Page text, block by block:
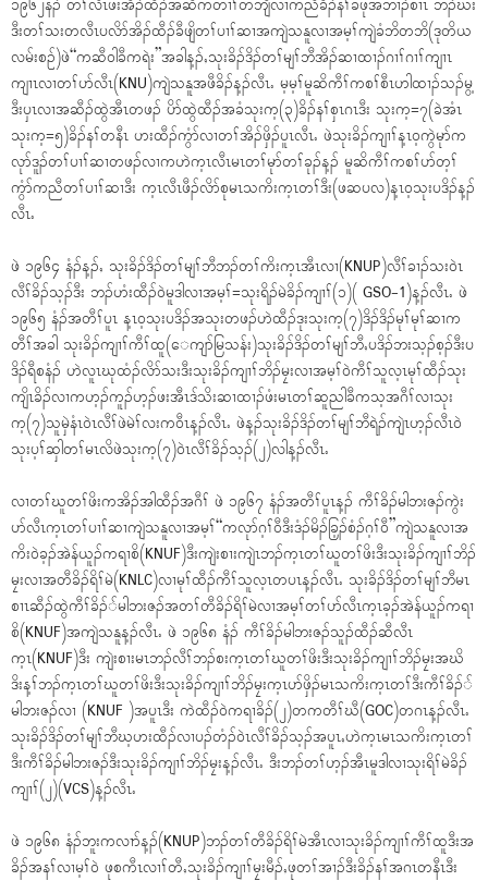
၁၉၆၂နံၣ် တၢ်လီၤဖးအိၣ်ထီၣ်အဆိကတၢၢ်တဘျီလၢကညီခိၣ်နၢ်ခံဖုအဘၢၣ်စၢၤ ဘၣ်ဃး
ဒီးတၢ်သးတလီၤပလိာ်အိၣ်ထီၣ်ခီဖျိတၢ်ပၢၢ်ဆၢအကျဲသနူလၢအမ့ၢ်ကျဲခံဘိတဘိ(ဒုတိယ
လမ်းစဉ်)ဖဲ“ကဆီ၀ါခီကရဲး”အခါန့ၣ်ႇသုးခိၣ်ဒိၣ်တၢ်မျၢ်ဘီအိၣ်ဆၢထၢၣ်ဂၢၢ်ဂၢၢ်ကျၢၤ
ကျၢၤလၢတၢ်ပာ်လီၤ(KNU)ကျဲသနူအဖီခိၣ်န့ၣ်လီၤႉ မ့မ့ၢ်မူဆိကီၢ်ကစၢ်စီၤဟါထၢၣ်သၣ်မွ့
ဒီးၦၤလၢအဆီၣ်ထွဲအီၤတဖၣ် ပိာ်ထွဲထီၣ်အခံသုးက့(၃)ခိၣ်နၢ်စှၤဂၤဒီး သုးက့=၇(ခဲအံၤ
သုးက့=၅)ခိၣ်နၢ်တနီၤ ဟးထီၣ်ကွံာ်လၢတၢ်အိၣ်ဖှိၣ်ပူၤလီၤႉ ဖဲသုးခိၣ်ကျၢၢ်န့ၤ၀့ကွဲမုာ်က
လုာ်ဒူၣ်တၢ်ပၢၢ်ဆၢတဖၣ်လၢကဟဲက့ၤလီၤမၤတၢ်မုာ်တၢ်ခုၣ်န့ၣ် မူဆိကီၢ်ကစၢ်ပာ်တ့ၢ်
ကွံာ်ကညီတၢ်ပၢၢ်ဆၢဒီး က့ၤလီၤဖီၣ်လိာ်စုမၤသကိးက့ၤတၢ်ဒီး(ဖဆပလ)န့ၤ၀့သုးပဒိၣ်န့ၣ်
လီၤႉ
ဖဲ ၁၉၆၄ နံၣ်န့ၣ်ႇ သုးခိၣ်ဒိၣ်တၢ်မျၢ်ဘီဘၣ်တၢ်ကိးက့ၤအီၤလၢ(KNUP)လီၢ်ခၢၣ်သး၀ဲၤ
လီၢ်ခိၣ်သ့ၣ်ဒီး ဘၣ်ဟံးထီၣ်၀ဲမူဒါလၢအမ့ၢ်=သုးရိၣ်မဲခိၣ်ကျၢၢ်(၁)( GSO-1)န့ၣ်လီၤႉ ဖဲ
၁၉၆၅ နံၣ်အတီၢ်ပူၤ န့ၤ၀့သုးပဒိၣ်အသုးတဖၣ်ဟဲထီၣ်ဒုးသုးက့(၇)ဒိၣ်ဒိၣ်မုၢ်မုၢ်ဆၢက
တီၢ်အခါ သုးခိၣ်ကျၢၢ်ကီၢ်ထူ(ေကျာ်မြသန်း)သုးခိၣ်ဒိၣ်တၢ်မျၢ်ဘီႇပဒိၣ်ဘးသ့ၣ်စ့ၣ်ဒီးပ
ဒိၣ်ရီစနံၣ် ဟဲလူၤဃုထံၣ်လိာ်သးဒီးသုးခိၣ်ကျၢၢ်ဘိၣ်မၠးလၢအမ့ၢ်၀ဲကီၢ်သူလ့ၤမုၢ်ထီၣ်သုး
ကျိၤခိၣ်လၢကဟ့ၣ်ကူၣ်ဟ့ၣ်ဖးအီၤဒ်သိးဆၢထၢၣ်ဖံးမၤတၢ်ဆူညါခီကသ့အဂီၢ်လၢသုး
က့(၇)သူမှဲနံၤ၀ဲၤလီၢ်ဖဲမဲၢ်လးက၀ီၤန့ၣ်လီၤႉ ဖဲန့ၣ်သုးခိၣ်ဒိၣ်တၢ်မျၢ်ဘီရဲၣ်ကျဲၤဟ့ၣ်လီၤ၀ဲ
သုးပ့ၢ်ဆှါတၢ်မၤလိဖဲသုးက့(၇)၀ဲၤလီၢ်ခိၣ်သ့ၣ်(၂)လါန့ၣ်လီၤႉ
လၢတၢ်ဃူတၢ်ဖိးကအိၣ်အါထီၣ်အဂီၢ် ဖဲ ၁၉၆၇ နံၣ်အတီၢ်ပူၤန့ၣ် ကီၢ်ခိၣ်မါဘးဇၣ်ကွဲး
ပာ်လီၤက့ၤတၢ်ပၢၢ်ဆၢကျဲသနူလၢအမ့ၢ်“ကလုာ်ဂ့ၢ်၀ီဒီးဒံၣ်မိၣ်ခြ့ၣ်စံၣ်ဂ့ၢ်၀ီ”ကျဲသနူလၢအ
ကိး၀ဲခ့ၣ်အဲန်ယူၣ်ကရၢစိ(KNUF)ဒီးကျဲးစၢးကျဲၤဘၣ်က့ၤတၢ်ဃူတၢ်ဖိးဒီးသုးခိၣ်ကျၢၢ်ဘိၣ်
မၠးလၢအတီခိၣ်ရိၢ်မဲ(KNLC)လၢမုၢ်ထီၣ်ကီၢ်သူလ့ၤတပၤန့ၣ်လီၤႉ သုးခိၣ်ဒိၣ်တၢ်မျၢ်ဘီမၤ
စၢၤဆီၣ်ထွဲကီၢ်ခိၣ််မါဘးဇၣ်အတၢ်တီခိၣ်ရိၢ်မဲလၢအမ့ၢ်တၢ်ပာ်လီၤက့ၤခ့ၣ်အဲန်ယူၣ်ကရၢ
စိ(KNUF)အကျဲသနူန့ၣ်လီၤႉ ဖဲ ၁၉၆၈ နံၣ် ကီၢ်ခိၣ်မါဘးဇၣ်သူၣ်ထီၣ်ဆီလီၤ
က့ၤ(KNUF)ဒီး ကျဲးစၢးမၤဘၣ်လီၢ်ဘၣ်စးက့ၤတၢ်ဃူတၢ်ဖိးဒီးသုးခိၣ်ကျၢၢ်ဘိၣ်မၠးအဃိ
ဒိးန့ၢ်ဘၣ်က့ၤတၢ်ဃူတၢ်ဖိးဒီးသုးခိၣ်ကျၢၢ်ဘိၣ်မၠးက့ၤပာ်ဖှိၣ်မၤသကိးက့ၤတၢ်ဒီးကီၢ်ခိၣ််
မါဘးဇၣ်လၢ (KNUF )အပူၤဒီး ကဲထီၣ်၀ဲကရၢခိၣ်(၂)တကတီၢ်ဃီ(GOC)တဂၤန့ၣ်လီၤႉ
သုးခိၣ်ဒိၣ်တၢ်မျၢ်ဘီဃ့ဟးထီၣ်လၢပၣ်တံၣ်၀ဲၤလီၢ်ခိၣ်သ့ၣ်အပူၤႇဟဲက့ၤမၤသကိးက့ၤတၢ်
ဒီးကီၢ်ခိၣ်မါဘးဇၣ်ဒီးသုးခိၣ်ကျၢၢ်ဘိၣ်မၠးန့ၣ်လီၤႉ ဒီးဘၣ်တၢ်ဟ့ၣ်အီၤမူဒါလၢသုးရိၢ်မဲခိၣ်
ကျၢၢ်(၂)(VCS)န့ၣ်လီၤႉ
ဖဲ ၁၉၆၈ နံၣ်ဘူးကလၢာ်န့ၣ်(KNUP)ဘၣ်တၢ်တီခိၣ်ရိၢ်မဲအီၤလၢသုးခိၣ်ကျၢၢ်ကီၢ်ထူဒီးအ
ခိၣ်အနၢ်လၢမ့ၢ်၀ဲ ဖုစကီၤလၢၢ်တီႇသုးခိၣ်ကျၢၢ်မၠးမီၣ်ႇဖုတၢ်အၢၣ်ဒီးခိၣ်နၢ်အဂၤတနီၤဒီး